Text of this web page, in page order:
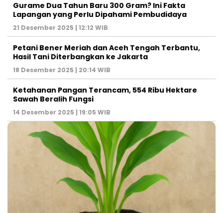
Gurame Dua Tahun Baru 300 Gram? Ini Fakta
Lapangan yang Perlu Dipahami Pembudidaya
21 Desember 2025 | 12:12 WIB
Petani Bener Meriah dan Aceh Tengah Terbantu,
Hasil Tani Diterbangkan ke Jakarta
18 Desember 2025 | 20:14 WIB
Ketahanan Pangan Terancam, 554 Ribu Hektare
Sawah Beralih Fungsi
14 Desember 2025 | 19:05 WIB